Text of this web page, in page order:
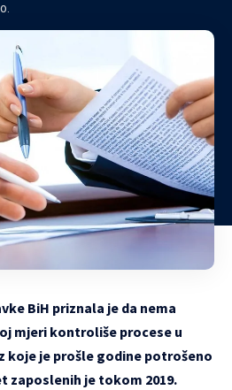
BiH priznala je da nema
mjeri kontroliše procese u
koje je prošle godine potrošeno
zaposlenih je tokom 2019.